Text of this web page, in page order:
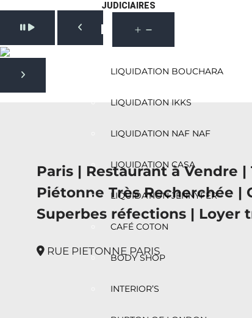
JUDICIAIRES
LIQUIDATION BOUCHARA
LIQUIDATION IKKS
LIQUIDATION NAF NAF
LIQUIDATION CASA
LIQUIDATION JENNYFER
CAFÉ COTON
BODY SHOP
INTERIOR’S
Pause slide rotation
Paris | Restaurant à Vendre
Piétonne Très Recherchée |
Superbes réfections | Loyer
RUE PIETONNE PARIS